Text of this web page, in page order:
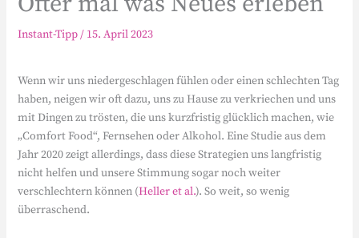
Instant-Tipp/ 15. April 2023
Wenn wir uns niedergeschlagen fühlen oder einen schlechten Tag
haben, neigen wir oft dazu, uns zu Hause zu verkriechen und uns
mit Dingen zu trösten, die uns kurzfristig glücklich machen, wie
„Comfort Food“, Fernsehen oder Alkohol. Eine Studie aus dem
Jahr 2020 zeigt allerdings, dass diese Strategien uns langfristig
nicht helfen und unsere Stimmung sogar noch weiter
verschlechtern können (Heller et al.). So weit, so wenig
überraschend.